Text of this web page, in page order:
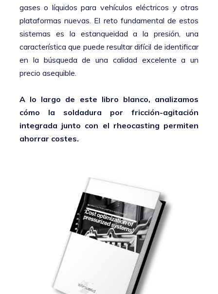
gases o líquidos para vehículos eléctricos y otras
plataformas nuevas. El reto fundamental de estos
sistemas es la estanqueidad a la presión, una
característica que puede resultar difícil de identificar
en la búsqueda de una calidad excelente a un
precio asequible.
A lo largo de este libro blanco, analizamos
cómo la soldadura por fricción-agitación
integrada junto con el rheocasting permiten
ahorrar costes.